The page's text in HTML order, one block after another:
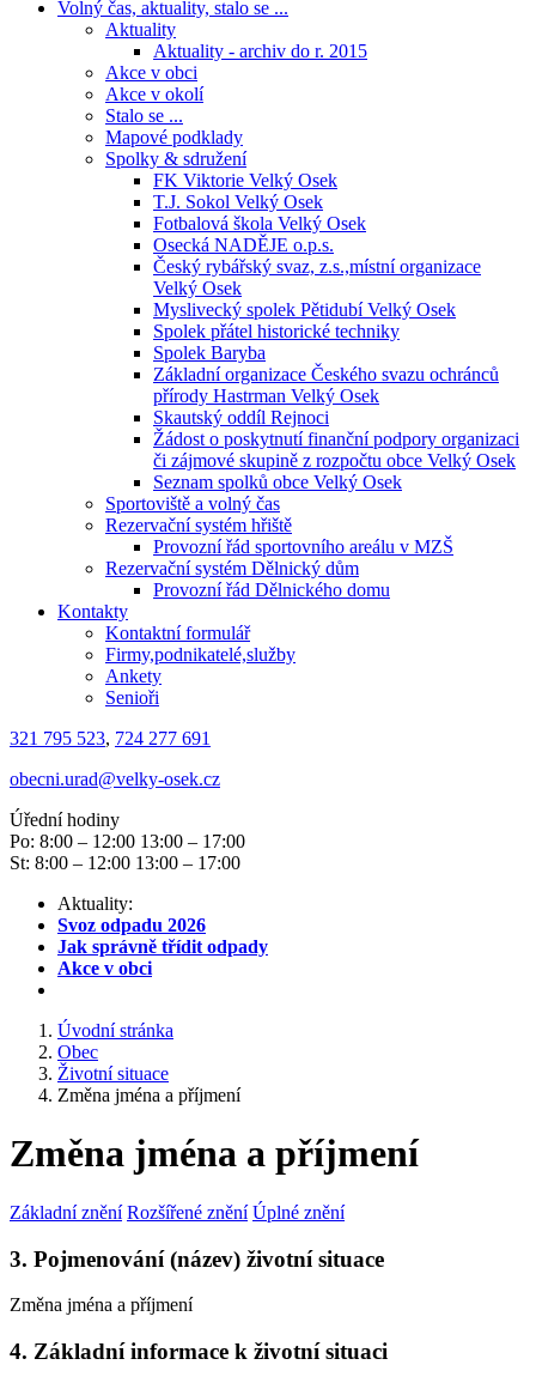
Volný čas, aktuality, stalo se ...
Aktuality
Aktuality - archiv do r. 2015
Akce v obci
Akce v okolí
Stalo se ...
Mapové podklady
Spolky & sdružení
FK Viktorie Velký Osek
T.J. Sokol Velký Osek
Fotbalová škola Velký Osek
Osecká NADĚJE o.p.s.
Český rybářský svaz, z.s.,místní organizace
Velký Osek
Myslivecký spolek Pětidubí Velký Osek
Spolek přátel historické techniky
Spolek Baryba
Základní organizace Českého svazu ochránců
přírody Hastrman Velký Osek
Skautský oddíl Rejnoci
Žádost o poskytnutí finanční podpory organizaci
či zájmové skupině z rozpočtu obce Velký Osek
Seznam spolků obce Velký Osek
Sportoviště a volný čas
Rezervační systém hřiště
Provozní řád sportovního areálu v MZŠ
Rezervační systém Dělnický dům
Provozní řád Dělnického domu
Kontakty
Kontaktní formulář
Firmy,podnikatelé,služby
Ankety
Senioři
321 795 523, 724 277 691
obecni.urad@velky-osek.cz
Úřední hodiny
Po: 8:00 – 12:00 13:00 – 17:00
St: 8:00 – 12:00 13:00 – 17:00
Aktuality:
Svoz odpadu 2026
Jak správně třídit odpady
Akce v obci
Úvodní stránka
Obec
Životní situace
Změna jména a příjmení
Změna jména a příjmení
Základní znění Rozšířené znění Úplné znění
3. Pojmenování (název) životní situace
Změna jména a příjmení
4. Základní informace k životní situaci